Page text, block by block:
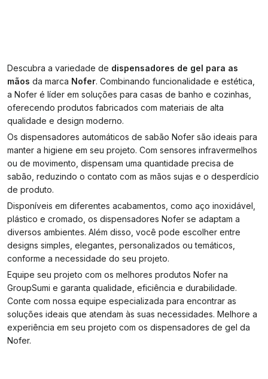
Descubra a variedade de dispensadores de gel para as
mãos da marca Nofer. Combinando funcionalidade e estética,
a Nofer é líder em soluções para casas de banho e cozinhas,
oferecendo produtos fabricados com materiais de alta
qualidade e design moderno.
Os dispensadores automáticos de sabão Nofer são ideais para
manter a higiene em seu projeto. Com sensores infravermelhos
ou de movimento, dispensam uma quantidade precisa de
sabão, reduzindo o contato com as mãos sujas e o desperdício
de produto.
Disponíveis em diferentes acabamentos, como aço inoxidável,
plástico e cromado, os dispensadores Nofer se adaptam a
diversos ambientes. Além disso, você pode escolher entre
designs simples, elegantes, personalizados ou temáticos,
conforme a necessidade do seu projeto.
Equipe seu projeto com os melhores produtos Nofer na
GroupSumi e garanta qualidade, eficiência e durabilidade.
Conte com nossa equipe especializada para encontrar as
soluções ideais que atendam às suas necessidades. Melhore a
experiência em seu projeto com os dispensadores de gel da
Nofer.